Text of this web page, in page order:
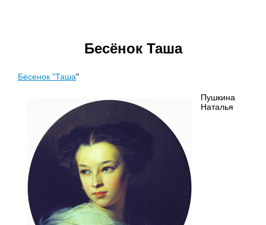
Бесёнок Таша
Бесенок "Таша"
Пушкина
Наталья